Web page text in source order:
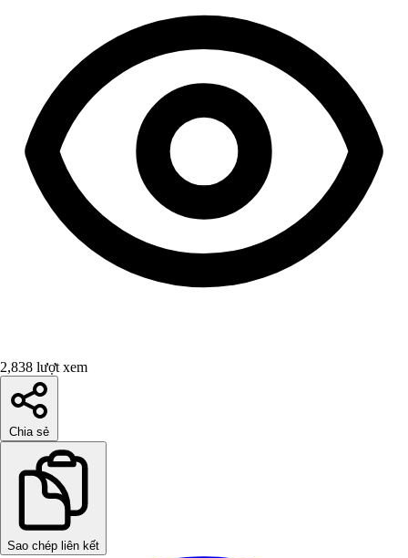
2,838 lượt xem
Chia sẻ
Sao chép liên kết